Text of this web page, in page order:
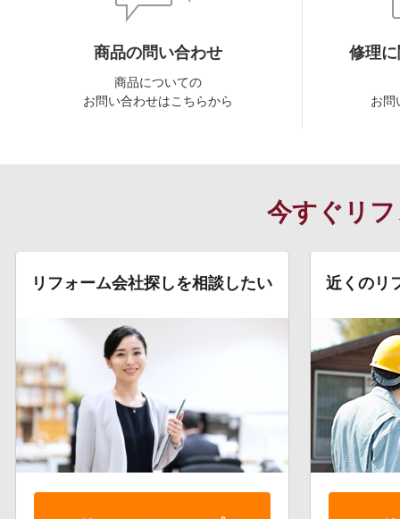
商品の問い合わせ
商品についての
お問い合わせはこちらから
修理
お問
今すぐリ
リフォーム会社探しを相談したい 近くのリ